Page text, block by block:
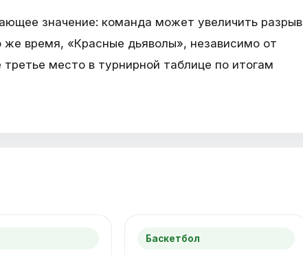
значение: команда может увеличить разрыв
время, «Красные дьяволы», независимо от
место в турнирной таблице по итогам
Баскетбол